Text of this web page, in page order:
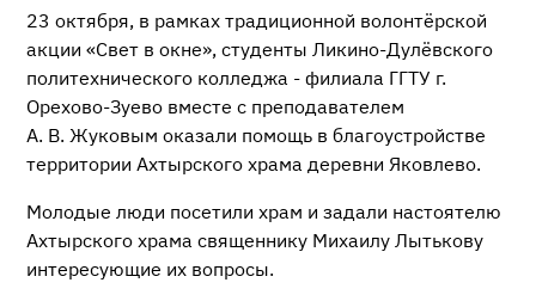
23 октября, в рамках традиционной волонтёрской
акции «Свет в окне», студенты Ликино-Дулёвского
политехнического колледжа - филиала ГГТУ г.
Орехово-Зуево вместе с преподавателем
А. В. Жуковым оказали помощь в благоустройстве
территории Ахтырского храма деревни Яковлево.
Молодые люди посетили храм и задали настоятелю
Ахтырского храма священнику Михаилу Лытькову
интересующие их вопросы.